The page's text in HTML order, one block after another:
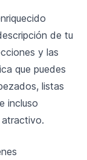
de tu
y las
que puedes
listas
incluso